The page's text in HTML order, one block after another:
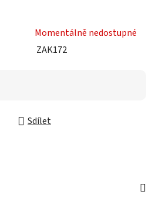
Momentálně nedostupné
ZAK172
Sdílet